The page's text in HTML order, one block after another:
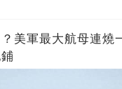
美軍最大航母連燒